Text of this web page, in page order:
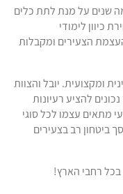
שנים על מנת לתת כלים
כיוון לימודי
הצעירים ומקבלות
ומקצועית. יובל והצוות
להציע רעיונות
מתאים עצמו לכל סוגי
ביטחון רב בצעירים
בכל רחבי הארץ!